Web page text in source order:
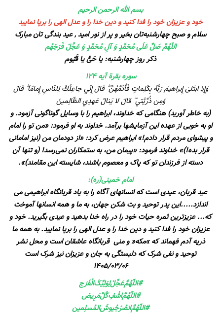
بسم الله الرحمن الرحیم
خود و عزیزان خود را فدا کنید و دین خدا را و عدل الهی را برپا نمایید
سلام و صبح چهارشنبه‌تان بخیر و پر از نور امید , عید بندگی تان مبارک
اللّهُمَّ صَلِّ عَلَى مُحَمَّدٍ وَ آلِ مُحَمَّدٍ وَ عَجِّلْ فَرَجَهُم
ذکر روز چهارشنبه: یا حَیُّ یا قَیّوم
سوره بقرة آیه ۱۲۴
وَإِذِ ابتَلىٰ إِبراهيمَ رَبُّهُ بِكَلِماتٍ فَأَتَمَّهُنَّ ۖ قالَ إِنّي جاعِلُكَ لِلنّاسِ إِمامًا ۖ قالَ
وَمِن ذُرِّيَّتي ۖ قالَ لا يَنالُ عَهدِي الظّالِمينَ
(به خاطر آورید) هنگامی که خداوند، ابراهیم را با وسایل گوناگونی آزمود. و
او به خوبی از عهده این آزمایشها برآمد. خداوند به او فرمود: «من تو را امام
و پیشوای مردم قرار دادم!» ابراهیم عرض کرد: «از دودمان من (نیز امامانی
قرار بده!)» خداوند فرمود: «پیمان من، به ستمکاران نمی‌رسد! (و تنها آن
دسته از فرزندان تو که پاک و معصوم باشند، شایسته این مقامند)».
امام خمینی(ره):
عید قربان، عیدی است که انسانهای آگاه را به یاد قربانگاه ابراهیمی می
اندازد.....این پدر توحید و بت شکن جهان، به ما و همه انسانها آموخت
که... عزیزترین ثمره حیات خود را در راه خدا بدهید و عیدی بگیرید. خود و
عزیزان خود را فدا کنید و دین خدا را و عدل الهی را برپا نمایید. به همه ما
ذریه آدم فهماند که »مکه« و منی قربانگاه عاشقان است و محل نشر
توحید و نفی شرک که دلبستگی به جان و عزیزان نیز شرک است
1405/03/06
#اللّهُمَّ‌عَجِّلْ‌لِوَلِيِّکَ‌الْفَرَج
#اللّهُمَّ‌اشْفِ‌کُلَّ‌مَرِیض
#اللّهُمَّ‌انصُرْ‌جُیوشَ‌المُسلِمين